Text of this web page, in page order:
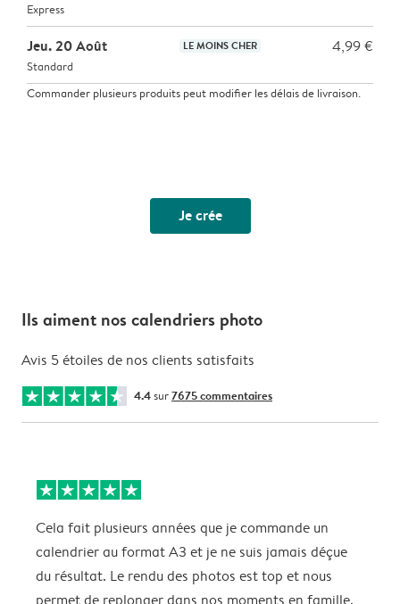
Express
Jeu. 20 Août LE MOINS CHER 4,99 €
Standard
Commander plusieurs produits peut modifier les délais de livraison.
Je crée
Ils aiment nos calendriers photo
Avis 5 étoiles de nos clients satisfaits
4.4sur7675 commentaires
Cela fait plusieurs années que je commande un
calendrier au format A3 et je ne suis jamais déçue
du résultat. Le rendu des photos est top et nous
permet de replonger dans nos moments en famille.